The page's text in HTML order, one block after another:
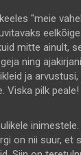
"meie
mitte ainult,
ning
ja
Viska pilk peale!
on nii suur, et